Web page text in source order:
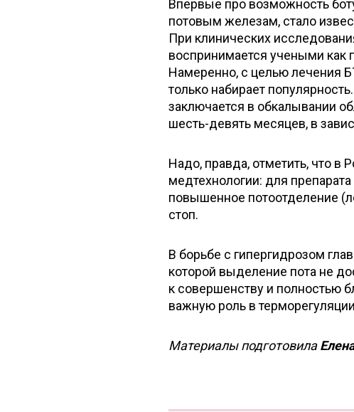
Впервые про возможность
потовым железам, стало
При клинических
воспринимается учеными как
Намеренно, с целью лечения
только набирает
заключается в обкалывании
шесть-девять месяцев, в
Надо, правда, отметить, что
медтехнологии: для
повышенное потоотделение
стоп.
В борьбе с гипергидрозом
которой выделение пота не
к совершенству и полностью
важную роль в
Материалы подготовила